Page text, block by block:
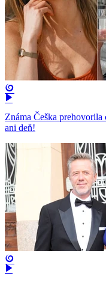
Známa Češka
ani deň!